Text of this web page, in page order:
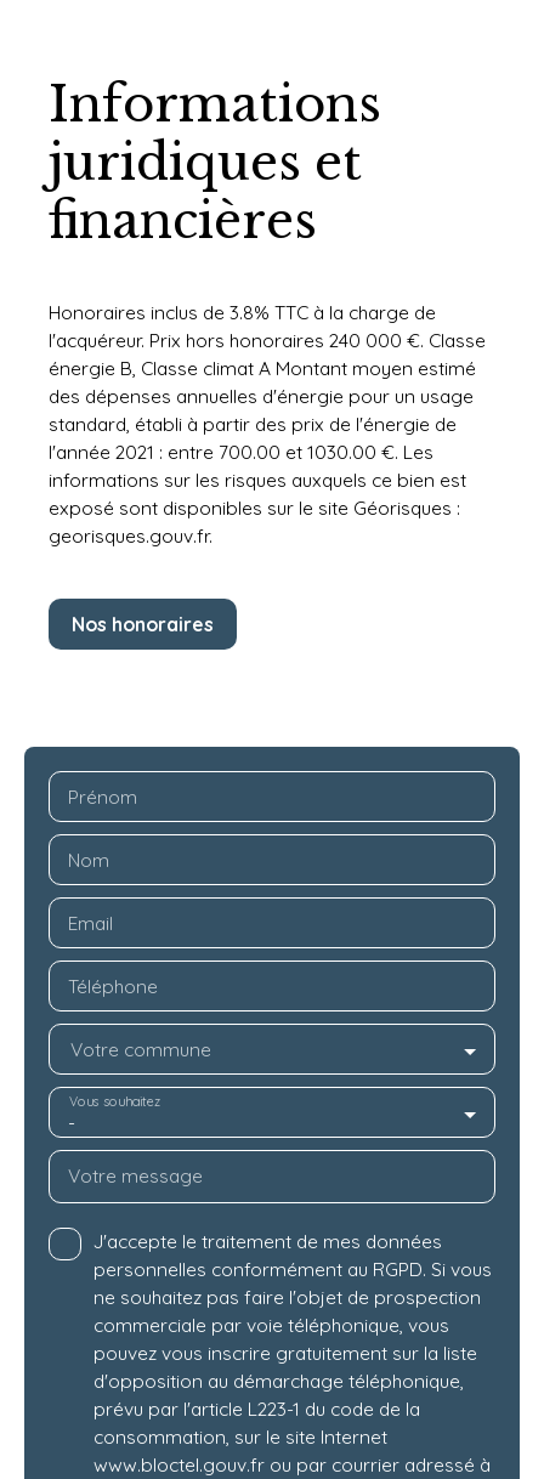
Informations
juridiques et
financières
Honoraires inclus de 3.8% TTC à la charge de
l'acquéreur. Prix hors honoraires 240 000 €. Classe
énergie B, Classe climat A Montant moyen estimé
des dépenses annuelles d'énergie pour un usage
standard, établi à partir des prix de l'énergie de
l'année 2021 : entre 700.00 et 1030.00 €. Les
informations sur les risques auxquels ce bien est
exposé sont disponibles sur le site Géorisques :
georisques.gouv.fr.
Nos honoraires
Prénom
Nom
Email
Téléphone
Votre commune
-
Vous souhaitez
Votre message
J'accepte le traitement de mes données
personnelles conformément au RGPD. Si vous
ne souhaitez pas faire l'objet de prospection
commerciale par voie téléphonique, vous
pouvez vous inscrire gratuitement sur la liste
d'opposition au démarchage téléphonique,
prévu par l'article L223-1 du code de la
consommation, sur le site Internet
www.bloctel.gouv.fr ou par courrier adressé à